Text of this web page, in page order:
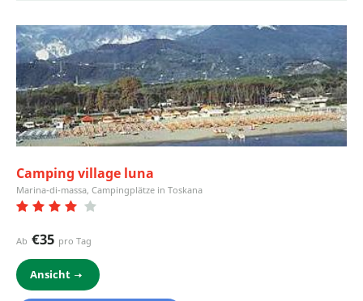
Camping village luna
Marina-di-massa, Campingplätze in Toskana
Ab €35 pro Tag
Ansicht